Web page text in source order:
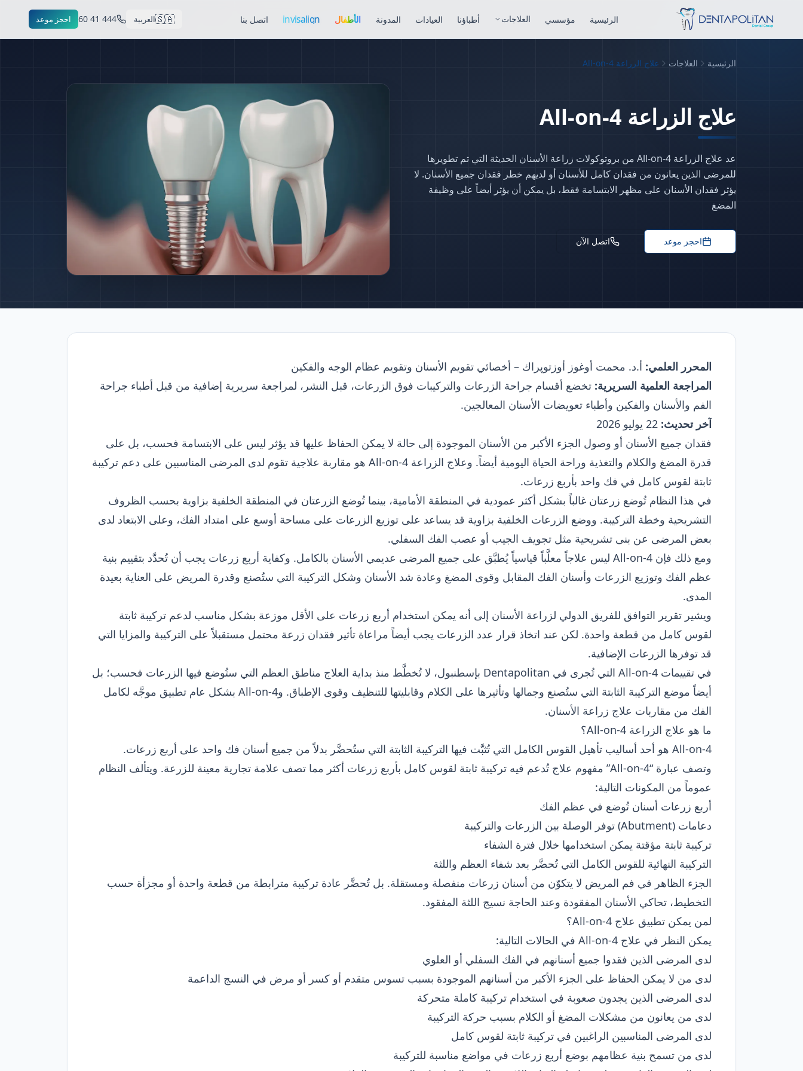
الرئيسية مؤسسي العلاجات أطباؤنا العيادات المدونة الأطفال Invisalign
invisalign اتصل بنا 🇸🇦العربية 444 41 60 احجز موعد
الرئيسية العلاجات علاج الزراعة All-on-4
علاج الزراعة All-on-4 treatment in Istanbul
عد علاج الزراعة All-on-4 من بروتوكولات زراعة الأسنان الحديثة التي تم تطويرها
للمرضى الذين يعانون من فقدان كامل للأسنان أو لديهم خطر فقدان جميع الأسنان. لا
يؤثر فقدان الأسنان على مظهر الابتسامة فقط، بل يمكن أن يؤثر أيضاً على وظيفة
المضغ
احجز موعد اتصل الآن
المحرر العلمي: أ.د. محمت أوغوز أوزتوپراك – أخصائي تقويم الأسنان وتقويم عظام الوجه والفكين
المراجعة العلمية السريرية: تخضع أقسام جراحة الزرعات والتركيبات فوق الزرعات، قبل النشر، لمراجعة سريرية إضافية من قبل أطباء جراحة
الفم والأسنان والفكين وأطباء تعويضات الأسنان المعالجين.
آخر تحديث:
فقدان جميع الأسنان أو وصول الجزء الأكبر من الأسنان الموجودة إلى حالة لا يمكن الحفاظ عليها قد يؤثر ليس على الابتسامة فحسب، بل على
قدرة المضغ والكلام والتغذية وراحة الحياة اليومية أيضاً. وعلاج الزراعة All-on-4 هو مقاربة علاجية تقوم لدى المرضى المناسبين على دعم تركيبة
ثابتة لقوس كامل في فك واحد بأربع زرعات.
في هذا النظام تُوضع زرعتان غالباً بشكل أكثر عمودية في المنطقة الأمامية، بينما تُوضع الزرعتان في المنطقة الخلفية بزاوية بحسب الظروف
التشريحية وخطة التركيبة. ووضع الزرعات الخلفية بزاوية قد يساعد على توزيع الزرعات على مساحة أوسع على امتداد الفك، وعلى الابتعاد لدى
بعض المرضى عن بنى تشريحية مثل تجويف الجيب أو عصب الفك السفلي.
ومع ذلك فإن All-on-4 ليس علاجاً معلَّباً قياسياً يُطبَّق على جميع المرضى عديمي الأسنان بالكامل. وكفاية أربع زرعات يجب أن تُحدَّد بتقييم بنية
عظم الفك وتوزيع الزرعات وأسنان الفك المقابل وقوى المضغ وعادة شد الأسنان وشكل التركيبة التي ستُصنع وقدرة المريض على العناية بعيدة
المدى.
ويشير تقرير التوافق للفريق الدولي لزراعة الأسنان إلى أنه يمكن استخدام أربع زرعات على الأقل موزعة بشكل مناسب لدعم تركيبة ثابتة
لقوس كامل من قطعة واحدة. لكن عند اتخاذ قرار عدد الزرعات يجب أيضاً مراعاة تأثير فقدان زرعة محتمل مستقبلاً على التركيبة والمزايا التي
قد توفرها الزرعات الإضافية.
في تقييمات All-on-4 التي تُجرى في Dentapolitan بإسطنبول، لا تُخطَّط منذ بداية العلاج مناطق العظم التي ستُوضع فيها الزرعات فحسب؛ بل
أيضاً موضع التركيبة الثابتة التي ستُصنع وجمالها وتأثيرها على الكلام وقابليتها للتنظيف وقوى الإطباق. وAll-on-4 بشكل عام تطبيق موجَّه لكامل
الفك من مقاربات علاج زراعة الأسنان.
ما هو علاج الزراعة All-on-4؟
All-on-4 هو أحد أساليب تأهيل القوس الكامل التي تُثبَّت فيها التركيبة الثابتة التي ستُحضَّر بدلاً من جميع أسنان فك واحد على أربع زرعات.
وتصف عبارة “All-on-4” مفهوم علاج تُدعم فيه تركيبة ثابتة لقوس كامل بأربع زرعات أكثر مما تصف علامة تجارية معينة للزرعة. ويتألف النظام
عموماً من المكونات التالية:
أربع زرعات أسنان تُوضع في عظم الفك
دعامات (Abutment) توفر الوصلة بين الزرعات والتركيبة
تركيبة ثابتة مؤقتة يمكن استخدامها خلال فترة الشفاء
التركيبة النهائية للقوس الكامل التي تُحضَّر بعد شفاء العظم واللثة
الجزء الظاهر في فم المريض لا يتكوّن من أسنان زرعات منفصلة ومستقلة. بل تُحضَّر عادة تركيبة مترابطة من قطعة واحدة أو مجزأة حسب
التخطيط، تحاكي الأسنان المفقودة وعند الحاجة نسيج اللثة المفقود.
لمن يمكن تطبيق علاج All-on-4؟
يمكن النظر في علاج All-on-4 في الحالات التالية:
لدى المرضى الذين فقدوا جميع أسنانهم في الفك السفلي أو العلوي
لدى من لا يمكن الحفاظ على الجزء الأكبر من أسنانهم الموجودة بسبب تسوس متقدم أو كسر أو مرض في النسج الداعمة
لدى المرضى الذين يجدون صعوبة في استخدام تركيبة كاملة متحركة
لدى من يعانون من مشكلات المضغ أو الكلام بسبب حركة التركيبة
لدى المرضى المناسبين الراغبين في تركيبة ثابتة لقوس كامل
لدى من تسمح بنية عظامهم بوضع أربع زرعات في مواضع مناسبة للتركيبة